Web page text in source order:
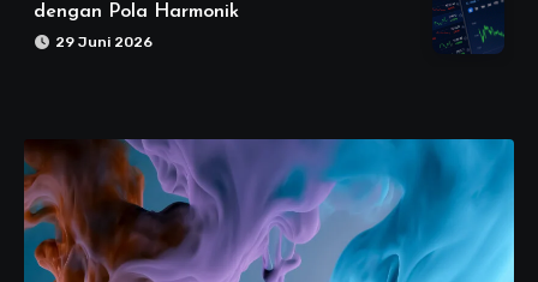
dengan Pola Harmonik
29 Juni 2026